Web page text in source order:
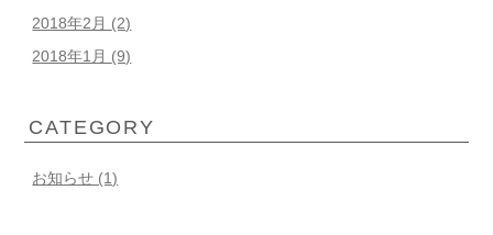
2018年2月 (2)
2018年1月 (9)
CATEGORY
お知らせ (1)